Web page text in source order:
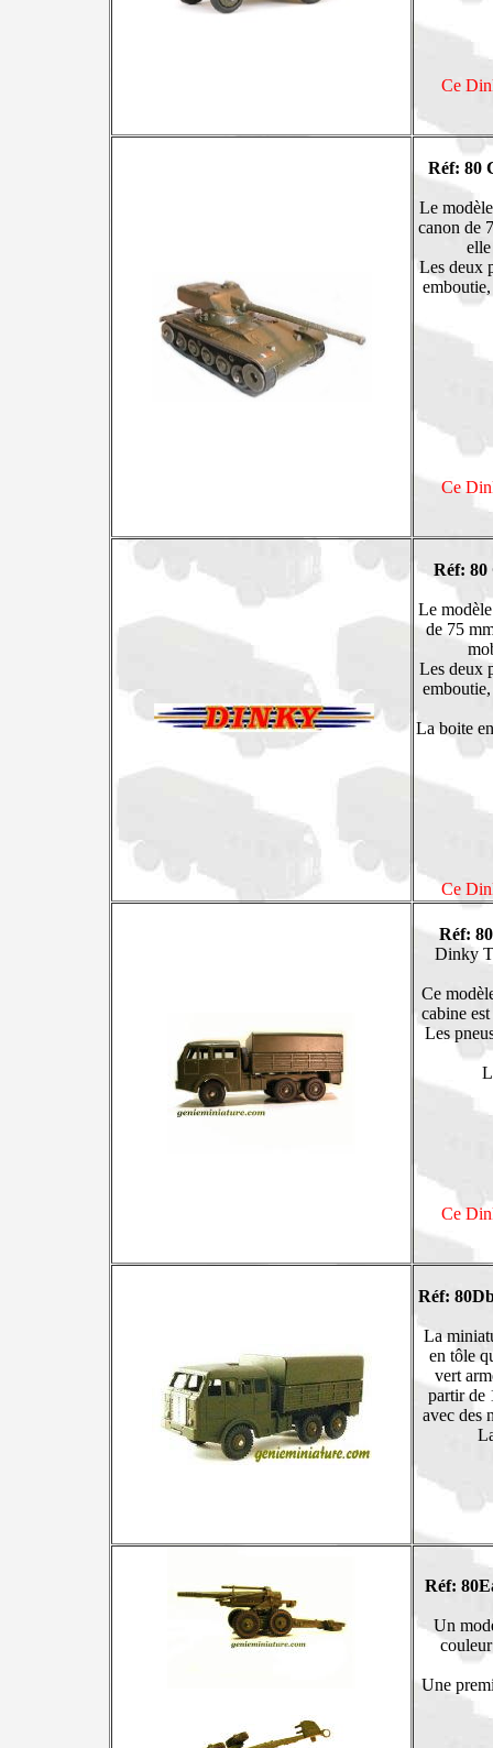
Ce
Réf: 80
Le
canon de
Les deux
Ce
Réf: 80
Le
de 75
Les deux
La boite
Ce
Réf:
Dinky
Ce
cabine
Les
Ce
Réf:
La
en tôle
vert
partir de
avec des
Réf:
Un
Une